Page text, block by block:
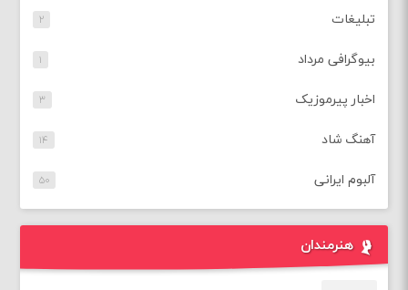
تبلیغات ۲
بیوگرافی مرداد ۱
اخبار پیرموزیک ۳
آهنگ شاد ۱۴
آلبوم ایرانی ۵۰
هنرمندان